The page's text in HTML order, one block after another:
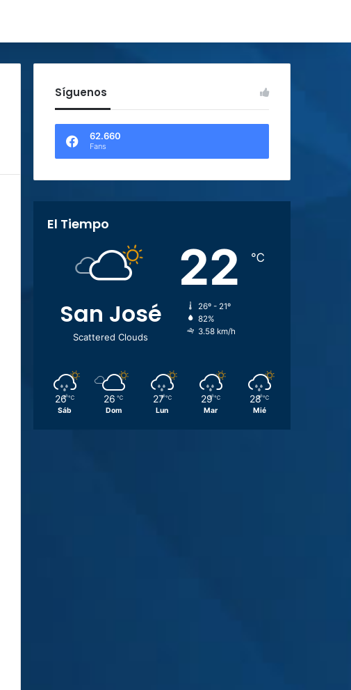
Síguenos
62.660
Fans
El Tiempo
San José
Scattered Clouds
22 ℃
26º - 21º
82%
3.58 km/h
26 ℃
Sáb
26 ℃
Dom
27 ℃
Lun
29 ℃
Mar
28 ℃
Mié